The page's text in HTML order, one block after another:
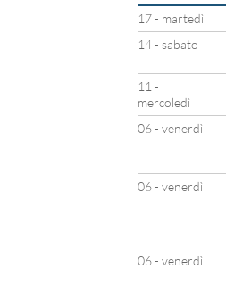
17 - martedì
14 - sabato
11 -
mercoledì
06 - venerdì
06 - venerdì
06 - venerdì